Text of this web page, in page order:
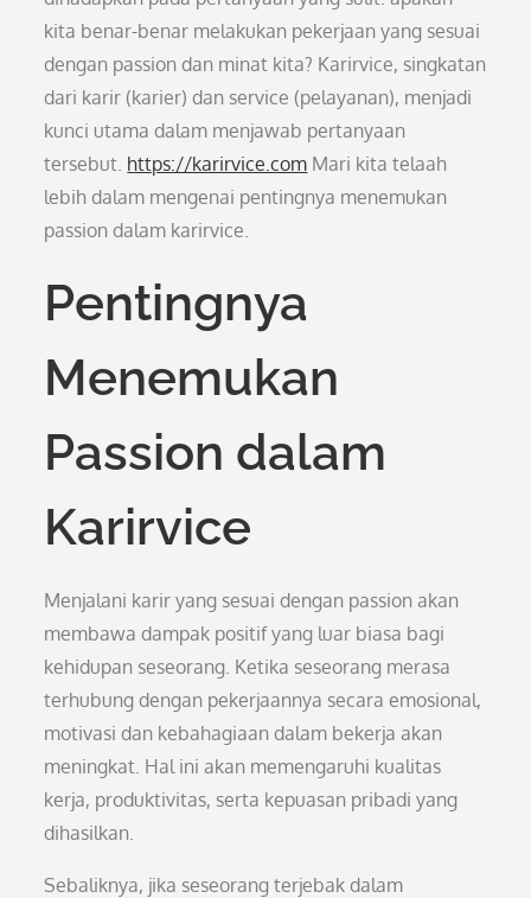
kita benar-benar melakukan pekerjaan yang sesuai
dengan passion dan minat kita? Karirvice, singkatan
dari karir (karier) dan service (pelayanan), menjadi
kunci utama dalam menjawab pertanyaan
tersebut. https://karirvice.com Mari kita telaah
lebih dalam mengenai pentingnya menemukan
passion dalam karirvice.
Pentingnya
Menemukan
Passion dalam
Karirvice
Menjalani karir yang sesuai dengan passion akan
membawa dampak positif yang luar biasa bagi
kehidupan seseorang. Ketika seseorang merasa
terhubung dengan pekerjaannya secara emosional,
motivasi dan kebahagiaan dalam bekerja akan
meningkat. Hal ini akan memengaruhi kualitas
kerja, produktivitas, serta kepuasan pribadi yang
dihasilkan.
Sebaliknya, jika seseorang terjebak dalam